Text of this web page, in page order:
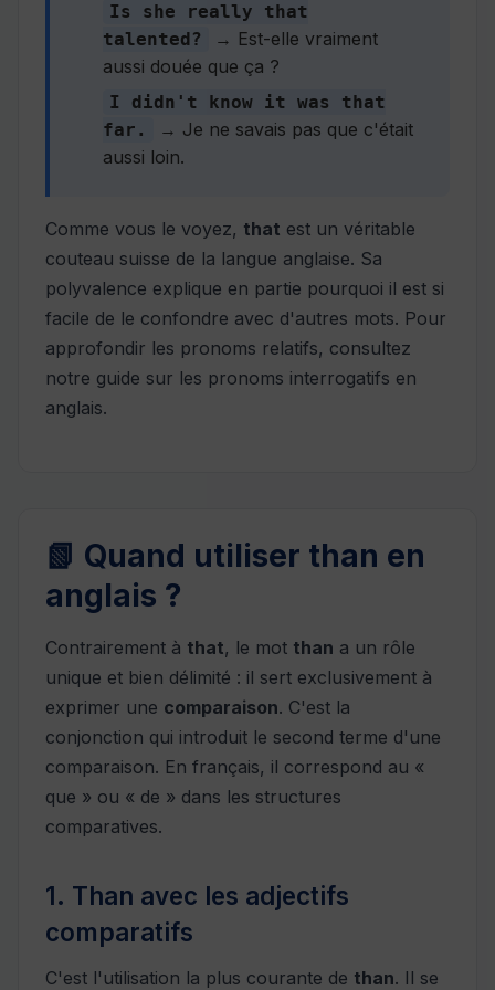
Is she really that
talented?
→ Est-elle vraiment
aussi douée que ça ?
I didn't know it was that
far.
→ Je ne savais pas que c'était
aussi loin.
Comme vous le voyez, that est un véritable
couteau suisse de la langue anglaise. Sa
polyvalence explique en partie pourquoi il est si
facile de le confondre avec d'autres mots. Pour
approfondir les pronoms relatifs, consultez
notre guide sur les pronoms interrogatifs en
anglais.
📗 Quand utiliser than en
anglais ?
Contrairement à that, le mot than a un rôle
unique et bien délimité : il sert exclusivement à
exprimer une comparaison. C'est la
conjonction qui introduit le second terme d'une
comparaison. En français, il correspond au «
que » ou « de » dans les structures
comparatives.
1. Than avec les adjectifs
comparatifs
C'est l'utilisation la plus courante de than. Il se